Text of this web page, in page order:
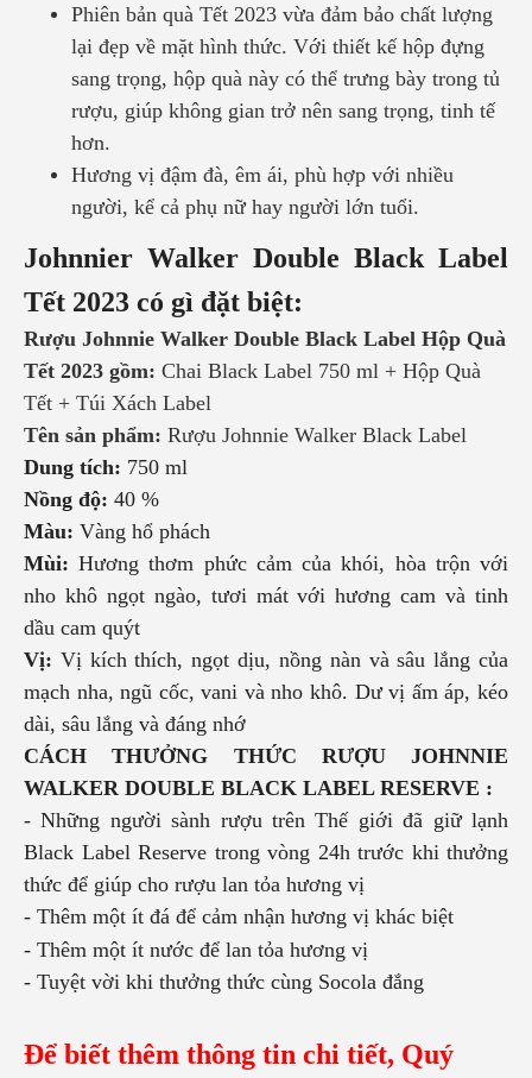
Phiên bản quà Tết 2023 vừa đảm bảo chất lượng
lại đẹp về mặt hình thức. Với thiết kế hộp đựng
sang trọng, hộp quà này có thể trưng bày trong tủ
rượu, giúp không gian trở nên sang trọng, tinh tế
hơn.
Hương vị đậm đà, êm ái, phù hợp với nhiều
người, kể cả phụ nữ hay người lớn tuổi.
Johnnier Walker Double Black Label
Tết 2023 có gì đặt biệt:
Rượu Johnnie Walker Double Black Label Hộp Quà
Tết 2023 gồm: Chai Black Label 750 ml + Hộp Quà
Tết + Túi Xách Label
Tên sản phẩm: Rượu Johnnie Walker Black Label
Dung tích: 750 ml
Nồng độ: 40 %
Màu: Vàng hổ phách
Mùi: Hương thơm phức cảm của khói, hòa trộn với
nho khô ngọt ngào, tươi mát với hương cam và tinh
dầu cam quýt
Vị: Vị kích thích, ngọt dịu, nồng nàn và sâu lắng của
mạch nha, ngũ cốc, vani và nho khô. Dư vị ấm áp, kéo
dài, sâu lắng và đáng nhớ
CÁCH THƯỞNG THỨC RƯỢU JOHNNIE
WALKER DOUBLE BLACK LABEL RESERVE :
- Những người sành rượu trên Thế giới đã giữ lạnh
Black Label Reserve trong vòng 24h trước khi thưởng
thức để giúp cho rượu lan tỏa hương vị
- Thêm một ít đá để cảm nhận hương vị khác biệt
- Thêm một ít nước để lan tỏa hương vị
- Tuyệt vời khi thưởng thức cùng Socola đắng
Để biết thêm thông tin chi tiết, Quý